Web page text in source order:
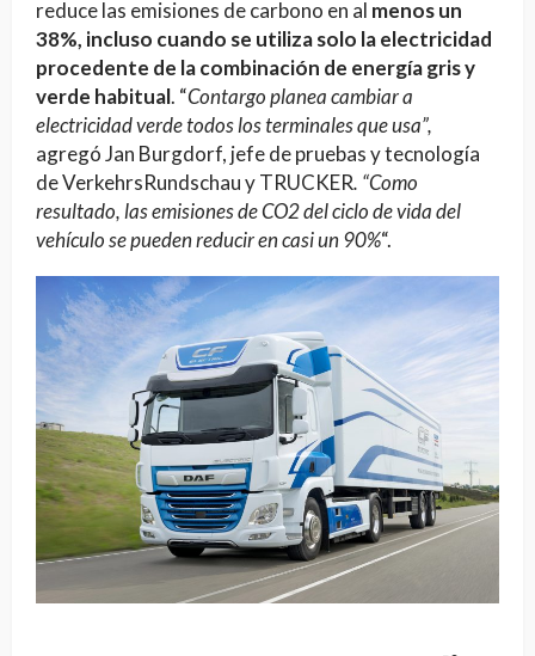
reduce las emisiones de carbono en al menos un
38%, incluso cuando se utiliza solo la electricidad
procedente de la combinación de energía gris y
verde habitual. “Contargo planea cambiar a
electricidad verde todos los terminales que usa”,
agregó Jan Burgdorf, jefe de pruebas y tecnología
de VerkehrsRundschau y TRUCKER. “Como
resultado, las emisiones de CO2 del ciclo de vida del
vehículo se pueden reducir en casi un 90%“.